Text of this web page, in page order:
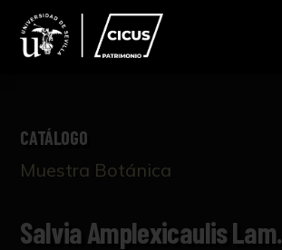
CATÁLOGO
Muestra Botánica
Salvia Amplexicaulis Lam.